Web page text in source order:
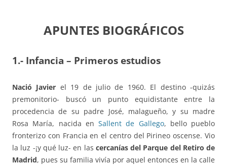
APUNTES BIOGRÁFICOS
1.- Infancia – Primeros estudios
Nació Javier el 19 de julio de 1960. El destino -quizás
premonitorio- buscó un punto equidistante entre la
procedencia de su padre José, malagueño, y su madre
Rosa María, nacida en Sallent de Gallego, bello pueblo
fronterizo con Francia en el centro del Pirineo oscense. Vio
la luz -¡y qué luz- en las cercanías del Parque del Retiro de
Madrid, pues su familia vivía por aquel entonces en la calle